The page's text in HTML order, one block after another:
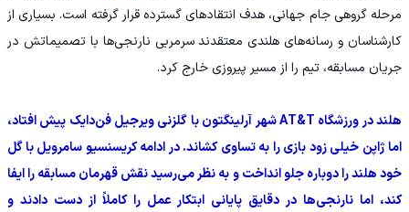
مرحله گروهی جام جهانی، هدف انتقادهای گسترده قرار گرفته است. بسیاری از
کارشناسان و رسانه‌های هلندی معتقدند سرمربی نارنجی‌ها با تصمیماتش در
جریان مسابقه، تیم را از مسیر پیروزی خارج کرد.
هلند در ورزشگاه AT&T شهر آرلینگتون با گلزنی ویرجیل فن‌دایک پیش افتاد،
اما ژاپن خیلی زود بازی را به تساوی کشاند. در ادامه کریسنسیو سامرویل با گل
خود هلند را دوباره جلو انداخت و به نظر می‌رسید نقش قهرمان مسابقه را ایفا
کند، اما نارنجی‌ها در دقایق پایانی ابتکار عمل را کاملاً از دست دادند و